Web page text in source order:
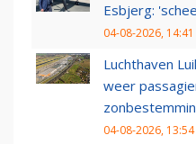
Esbjerg:
04-08-2026, 14:41
Luchthaven
weer
04-08-2026, 13:54